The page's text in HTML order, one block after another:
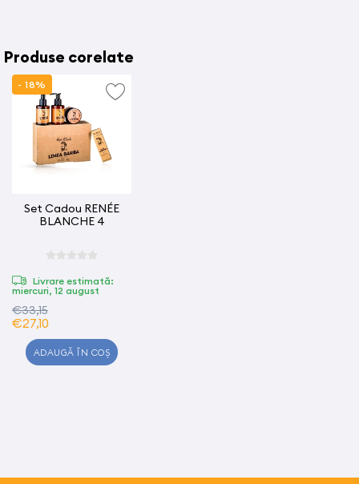
Produse corelate
- 18%
Set Cadou RENÉE
BLANCHE 4
Livrare estimată:
miercuri, 12 august
€33,15
€27,10
ADAUGĂ ÎN COȘ